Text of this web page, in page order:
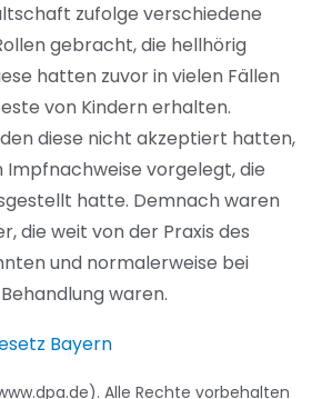
zufolge verschiedene
gebracht, die hellhörig
hatten zuvor in vielen Fällen
von Kindern erhalten.
diese nicht akzeptiert hatten,
vorgelegt, die
hatte. Demnach waren
die weit von der Praxis des
und normalerweise bei
waren.
Bayern
Alle Rechte vorbehalten